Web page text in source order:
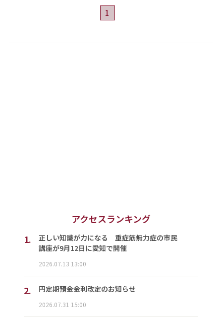
1
アクセスランキング
1.
正しい知識が力になる 重症筋無力症の市民
講座が9月12日に愛知で開催
2026.07.13 13:00
2. 円定期預金金利改定のお知らせ
2026.07.31 15:00